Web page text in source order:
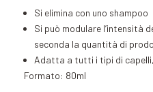
Si elimina con uno shampoo
Si può modulare l’intensità
seconda la quantità di
Adatta a tutti i tipi di
Formato: 80ml